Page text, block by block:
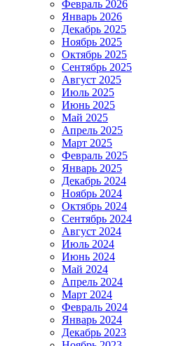
Февраль 2026
Январь 2026
Декабрь 2025
Ноябрь 2025
Октябрь 2025
Сентябрь 2025
Август 2025
Июль 2025
Июнь 2025
Май 2025
Апрель 2025
Март 2025
Февраль 2025
Январь 2025
Декабрь 2024
Ноябрь 2024
Октябрь 2024
Сентябрь 2024
Август 2024
Июль 2024
Июнь 2024
Май 2024
Апрель 2024
Март 2024
Февраль 2024
Январь 2024
Декабрь 2023